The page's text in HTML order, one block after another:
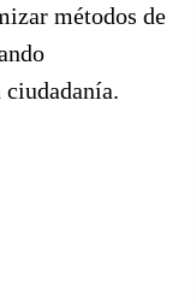
métodos de